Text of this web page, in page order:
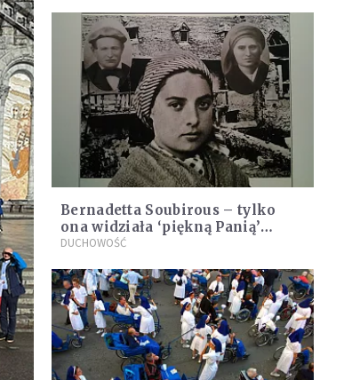
Bernadetta Soubirous – tylko
ona widziała ‘piękną Panią’
podczas objawień w Lourdes
DUCHOWOŚĆ